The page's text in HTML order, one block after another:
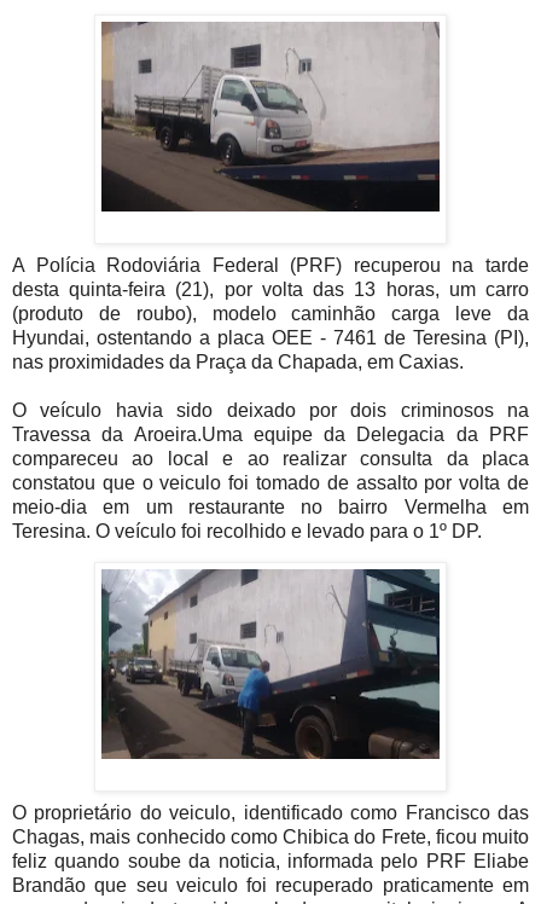
A Polícia Rodoviária Federal (PRF) recuperou na tarde
desta quinta-feira (21), por volta das 13 horas, um carro
(produto de roubo), modelo caminhão carga leve da
Hyundai, ostentando a placa OEE - 7461 de Teresina (PI),
nas proximidades da Praça da Chapada, em Caxias.
O veículo havia sido deixado por dois criminosos na
Travessa da Aroeira.Uma equipe da Delegacia da PRF
compareceu ao local e ao realizar consulta da placa
constatou que o veiculo foi tomado de assalto por volta de
meio-dia em um restaurante no bairro Vermelha em
Teresina. O veículo foi recolhido e levado para o 1º DP.
O proprietário do veiculo, identificado como Francisco das
Chagas, mais conhecido como Chibica do Frete, ficou muito
feliz quando soube da noticia, informada pelo PRF Eliabe
Brandão que seu veiculo foi recuperado praticamente em